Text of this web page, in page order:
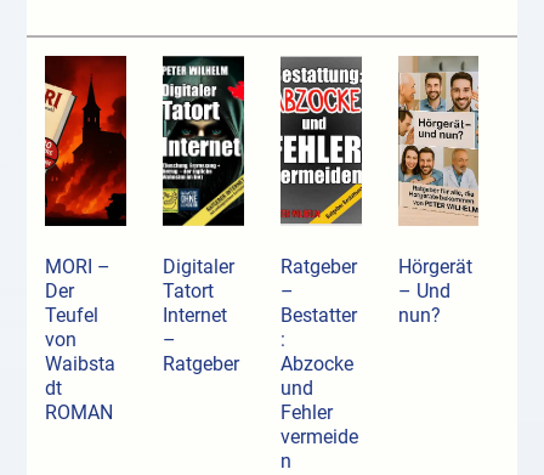
MORI –
Der
Teufel
von
Waibsta
dt
ROMAN
Digitaler
Tatort
Internet
–
Ratgeber
Ratgeber
–
Bestatter
:
Abzocke
und
Fehler
vermeide
n
Hörgerät
– Und
nun?